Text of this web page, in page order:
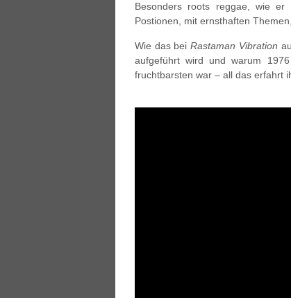
Besonders roots reggae, wie
Postionen, mit ernsthaften
Wie das beiRastaman Vibration
aufgeführt wird und warum
fruchtbarsten war – all das erfahrt